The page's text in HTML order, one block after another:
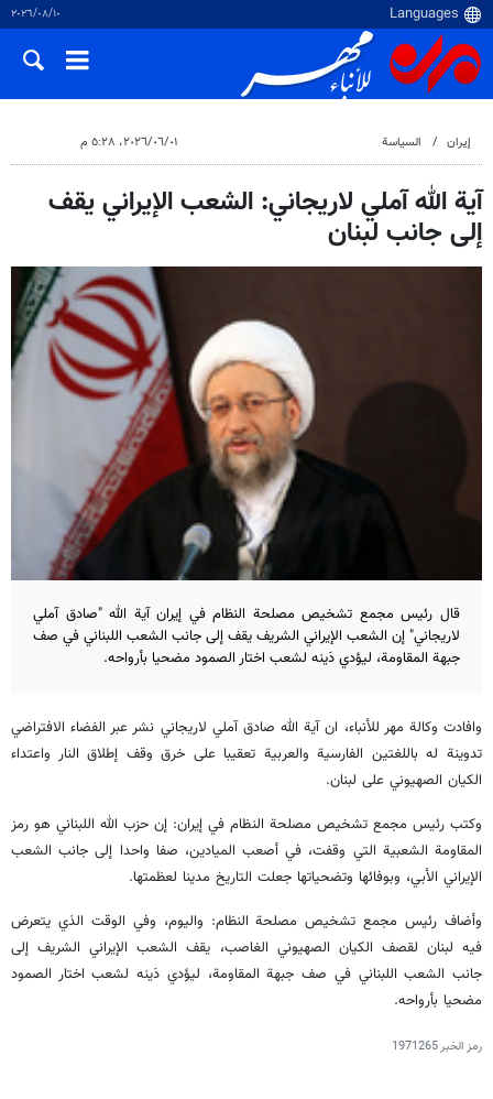
١٠‏/٠٨‏/٢٠٢٦
إيران السياسة ٠١‏/٠٦‏/٢٠٢٦، ٥:٢٨ م
آية الله آملي لاريجاني: الشعب الإيراني يقف
إلى جانب لبنان
قال رئيس مجمع تشخيص مصلحة النظام في إيران آية الله "صادق آملي
لاريجاني" إن الشعب الإيراني الشريف يقف إلى جانب الشعب اللبناني في صف
جبهة المقاومة، ليؤدي دَينه لشعب اختار الصمود مضحيا بأرواحه.
وافادت وكالة مهر للأنباء، ان آية الله صادق آملي لاريجاني نشر عبر الفضاء الافتراضي
تدوينة له باللغتين الفارسية والعربية تعقيبا على خرق وقف إطلاق النار واعتداء
الكيان الصهيوني على لبنان.
وكتب رئيس مجمع تشخيص مصلحة النظام في إيران: إن حزب الله اللبناني هو رمز
المقاومة الشعبية التي وقفت، في أصعب الميادين، صفا واحدا إلى جانب الشعب
الإيراني الأبي، وبوفائها وتضحياتها جعلت التاريخ مدينا لعظمتها.
وأضاف رئيس مجمع تشخيص مصلحة النظام: واليوم، وفي الوقت الذي يتعرض
فيه لبنان لقصف الكيان الصهيوني الغاصب، يقف الشعب الإيراني الشريف إلى
جانب الشعب اللبناني في صف جبهة المقاومة، ليؤدي دَينه لشعب اختار الصمود
مضحيا بأرواحه.
رمز الخبر1971265